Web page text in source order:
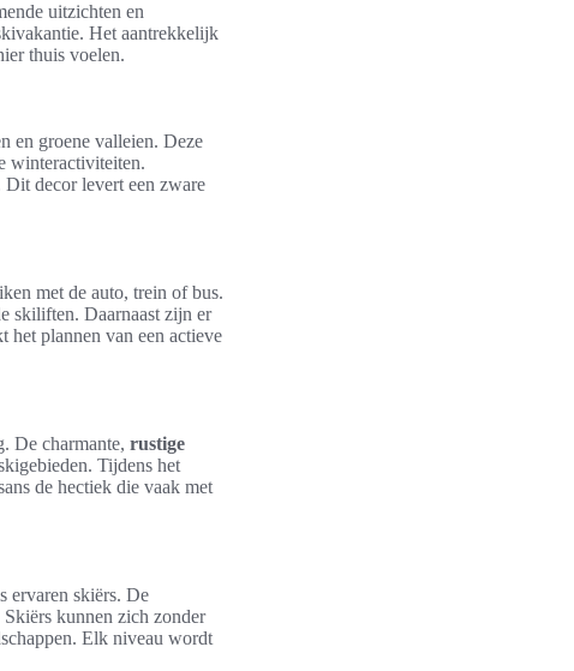
uitzichten en
Het aantrekkelijk
thuis voelen.
en groene valleien. Deze
winteractiviteiten.
decor levert een zware
met de auto, trein of bus.
skiliften. Daarnaast zijn er
het plannen van een actieve
De charmante, rustige
Tijdens het
de hectiek die vaak met
ervaren skiërs. De
kunnen zich zonder
Elk niveau wordt